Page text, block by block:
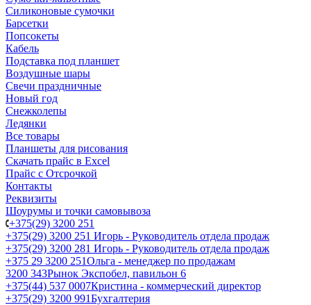
Силиконовые сумочки
Барсетки
Попсокеты
Кабель
Подставка под планшет
Воздушные шары
Свечи праздничные
Новый год
Снежколепы
Ледянки
Все товары
Планшеты для рисования
Скачать прайс в Excel
Прайс с Отсрочкой
Контакты
Реквизиты
Шоурумы и точки самовывоза
+375(29) 3200 251
+375(29) 3200 251 Игорь - Руководитель отдела продаж
+375(29) 3200 281 Игорь - Руководитель отдела продаж
+З75 29 3200 251Ольга - менеджер по продажам
3200 343Рынок Экспобел, павильон 6
+375(44) 537 0007Кристина - коммерческий директор
+375(29) 3200 991Бухгалтерия